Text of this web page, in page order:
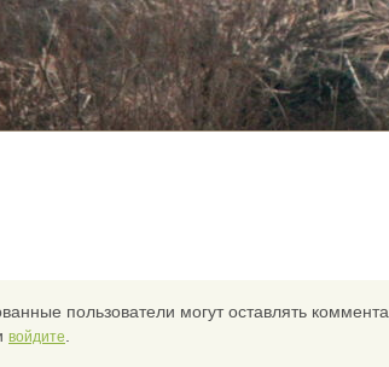
пользователи могут оставлять
войдите